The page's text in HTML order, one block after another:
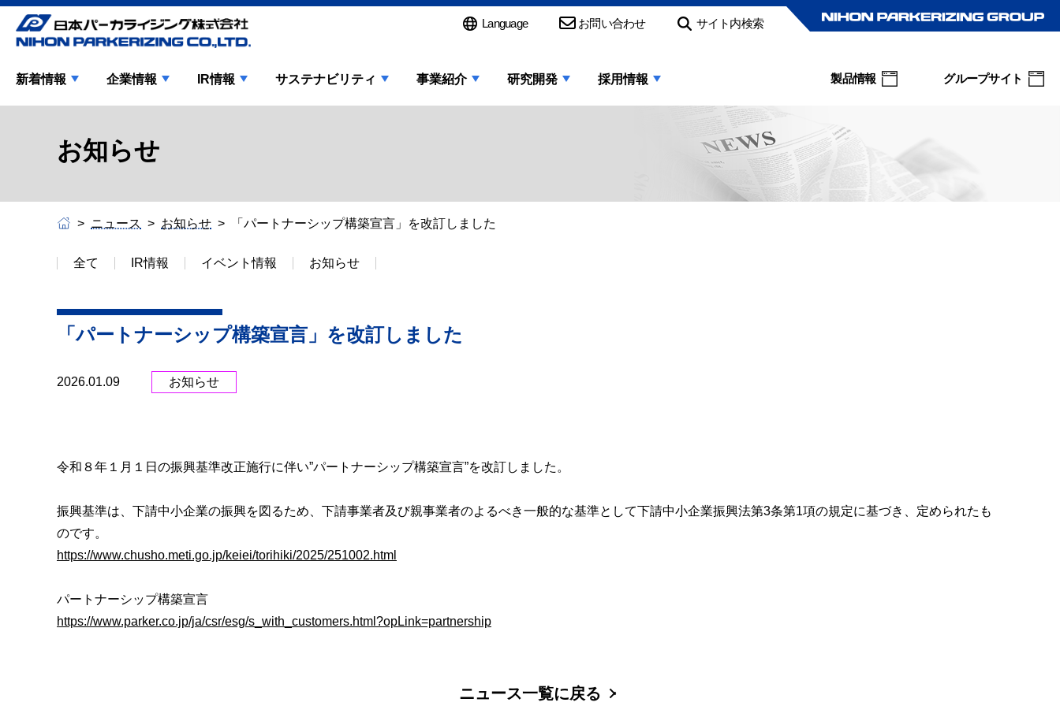
Language お問い合わせ サイト内検索
新着情報 企業情報 IR情報 サステナビリティ 事業紹介 研究開発 採用情報 製品情報 グループサイト
お知らせ
ニュース お知らせ 「パートナーシップ構築宣言」を改訂しました
全て IR情報 イベント情報 お知らせ
「パートナーシップ構築宣言」を改訂しました
2026.01.09 お知らせ
令和８年１月１日の振興基準改正施行に伴い”パートナーシップ構築宣言”を改訂しました。
振興基準は、下請中小企業の振興を図るため、下請事業者及び親事業者のよるべき一般的な基準として下請中小企業振興法第3条第1項の規定に基づき、定められたも
のです。
https://www.chusho.meti.go.jp/keiei/torihiki/2025/251002.html
パートナーシップ構築宣言
https://www.parker.co.jp/ja/csr/esg/s_with_customers.html?opLink=partnership
ニュース一覧に戻る